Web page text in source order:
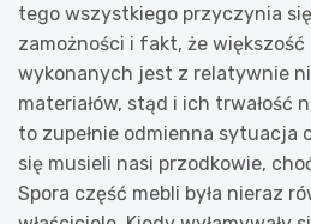
tego wszystkiego przyczynia
zamożności i fakt, że
wykonanych jest z relatywnie
materiałów, stąd i ich trwałość
to zupełnie odmienna sytuacja
się musieli nasi przodkowie,
Spora część mebli była nieraz